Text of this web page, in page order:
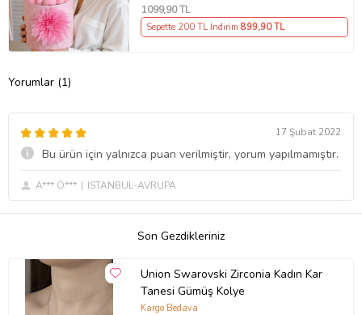
1099,90 TL
Sepette 200 TL İndirim 899,90 TL
Yorumlar (1)
17 Şubat 2022
Bu ürün için yalnızca puan verilmiştir, yorum yapılmamıştır.
A*** Ö*** ISTANBUL-AVRUPA
Son Gezdikleriniz
Union Swarovski Zirconia Kadın Kar
Tanesi Gümüş Kolye
Kargo Bedava